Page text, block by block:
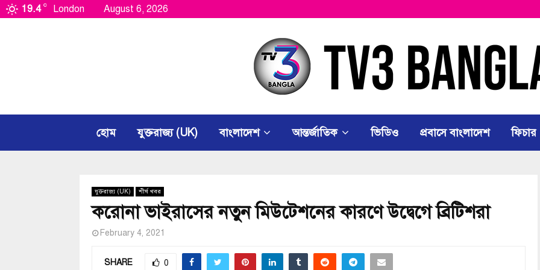
19.4 C London August 6, 2026
হোম যুক্তরাজ্য (UK) বাংলাদেশ আন্তর্জাতিক ভিডিও প্রবাসে বাংলাদেশ ফিচার
যুক্তরাজ্য (UK) শীর্ষ খবর
করোনা ভাইরাসের নতুন মিউটেশনের কারণে উদ্বেগে ব্রিটিশরা
February 4, 2021
SHARE 0